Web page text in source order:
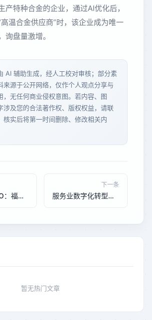
产特种合金的企业，通过AI优化后，
温合金供应商”时，该企业成为唯一
询盘量激增。
AI 辅助生成，经人工校对审核；部分素
来源于公开网络，仅作个人观点分享与
，无任何商业侵权意图。若内容、图
涉及您的合法著作权、版权权益，请联
核实后将第一时间删除、修改相关内
从SEO到GEO：福建贸易公司如何通过生成式搜索引擎优化实现询盘量翻倍
下一条
服务业数字化转型：定制化软件开发如何帮助连锁餐饮企业实现运营效率提升40%
暂无热门文章